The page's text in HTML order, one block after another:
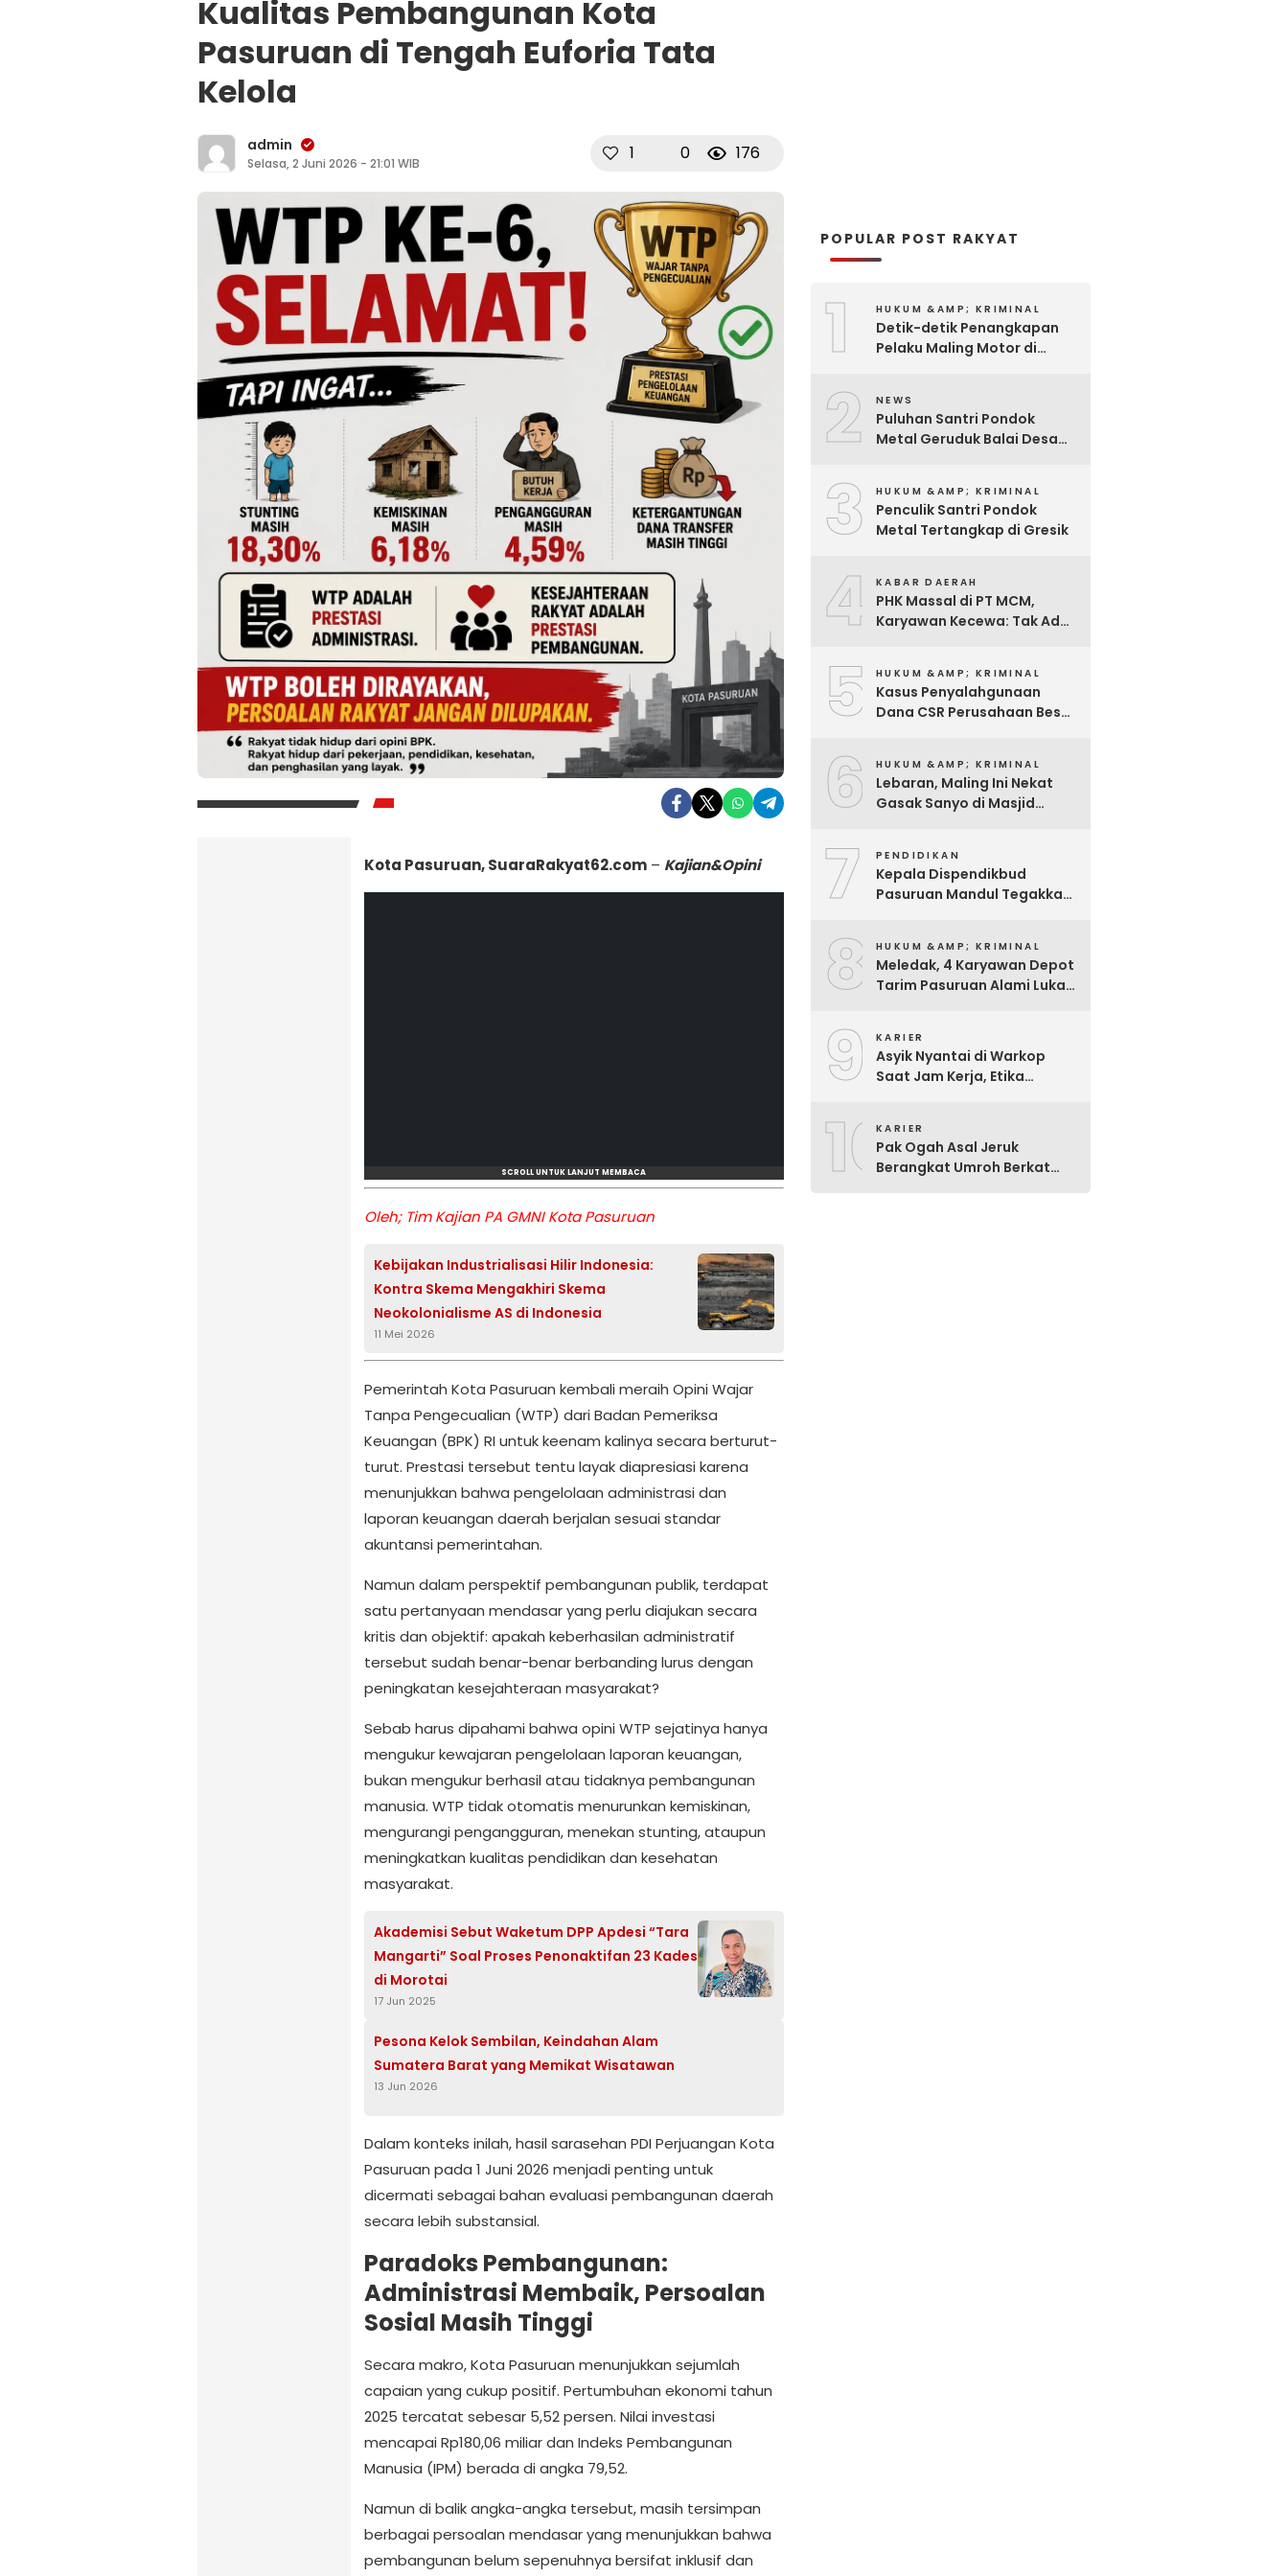
Kualitas Pembangunan Kota
Pasuruan di Tengah Euforia Tata
Kelola
admin
Selasa, 2 Juni 2026 - 21:01 WIB 1 0 176
Kota Pasuruan, SuaraRakyat62.com – Kajian&Opini
SCROLL UNTUK LANJUT MEMBACA
Oleh; Tim Kajian PA GMNI Kota Pasuruan
Kebijakan Industrialisasi Hilir Indonesia:
Kontra Skema Mengakhiri Skema
Neokolonialisme AS di Indonesia
11 Mei 2026
Pemerintah Kota Pasuruan kembali meraih Opini Wajar
Tanpa Pengecualian (WTP) dari Badan Pemeriksa
Keuangan (BPK) RI untuk keenam kalinya secara berturut-
turut. Prestasi tersebut tentu layak diapresiasi karena
menunjukkan bahwa pengelolaan administrasi dan
laporan keuangan daerah berjalan sesuai standar
akuntansi pemerintahan.
Namun dalam perspektif pembangunan publik, terdapat
satu pertanyaan mendasar yang perlu diajukan secara
kritis dan objektif: apakah keberhasilan administratif
tersebut sudah benar-benar berbanding lurus dengan
peningkatan kesejahteraan masyarakat?
Sebab harus dipahami bahwa opini WTP sejatinya hanya
mengukur kewajaran pengelolaan laporan keuangan,
bukan mengukur berhasil atau tidaknya pembangunan
manusia. WTP tidak otomatis menurunkan kemiskinan,
mengurangi pengangguran, menekan stunting, ataupun
meningkatkan kualitas pendidikan dan kesehatan
masyarakat.
Akademisi Sebut Waketum DPP Apdesi “Tara
Mangarti” Soal Proses Penonaktifan 23 Kades
di Morotai
17 Jun 2025
Pesona Kelok Sembilan, Keindahan Alam
Sumatera Barat yang Memikat Wisatawan
13 Jun 2026
Dalam konteks inilah, hasil sarasehan PDI Perjuangan Kota
Pasuruan pada 1 Juni 2026 menjadi penting untuk
dicermati sebagai bahan evaluasi pembangunan daerah
secara lebih substansial.
Paradoks Pembangunan:
Administrasi Membaik, Persoalan
Sosial Masih Tinggi
Secara makro, Kota Pasuruan menunjukkan sejumlah
capaian yang cukup positif. Pertumbuhan ekonomi tahun
2025 tercatat sebesar 5,52 persen. Nilai investasi
mencapai Rp180,06 miliar dan Indeks Pembangunan
Manusia (IPM) berada di angka 79,52.
Namun di balik angka-angka tersebut, masih tersimpan
berbagai persoalan mendasar yang menunjukkan bahwa
pembangunan belum sepenuhnya bersifat inklusif dan
POPULAR POST RAKYAT
1 HUKUM &AMP; KRIMINAL
Detik-detik Penangkapan
Pelaku Maling Motor di
2 NEWS
Puluhan Santri Pondok
Metal Geruduk Balai Desa
3 HUKUM &AMP; KRIMINAL
Penculik Santri Pondok
Metal Tertangkap di Gresik
4 KABAR DAERAH
PHK Massal di PT MCM,
Karyawan Kecewa: Tak Ada
5 HUKUM &AMP; KRIMINAL
Kasus Penyalahgunaan
Dana CSR Perusahaan Besar
6 HUKUM &AMP; KRIMINAL
Lebaran, Maling Ini Nekat
Gasak Sanyo di Masjid
7 PENDIDIKAN
Kepala Dispendikbud
Pasuruan Mandul Tegakkan
8 HUKUM &AMP; KRIMINAL
Meledak, 4 Karyawan Depot
Tarim Pasuruan Alami Luka
9 KARIER
Asyik Nyantai di Warkop
Saat Jam Kerja, Etika
10KARIER
Pak Ogah Asal Jeruk
Berangkat Umroh Berkat